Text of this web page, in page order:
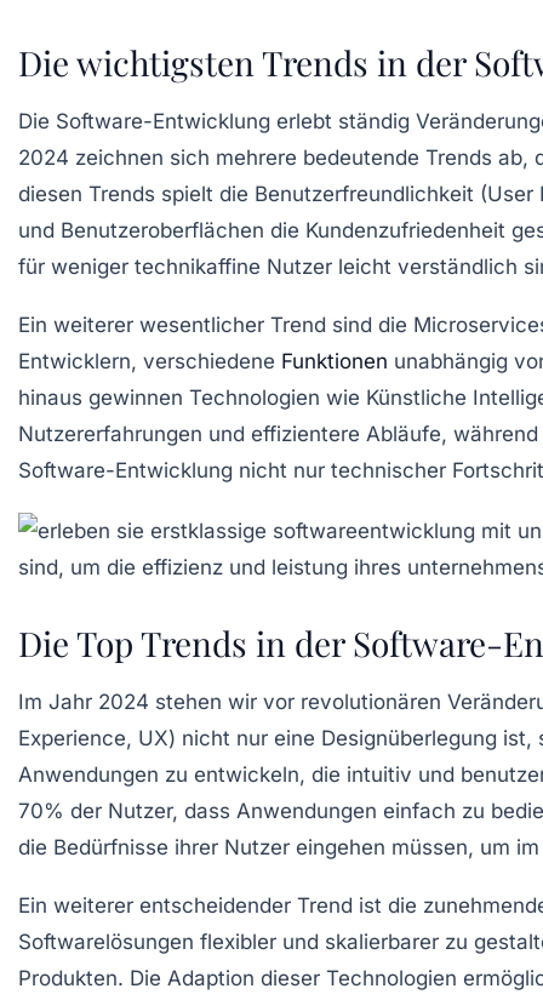
Die wichtigsten Trends in der
Die Software-Entwicklung erlebt ständig
2024 zeichnen sich mehrere bedeutende Trends ab,
diesen Trends spielt die Benutzerfreundlichkeit (User
und Benutzeroberflächen die Kundenzufriedenheit
für weniger technikaffine Nutzer leicht verständlich
Ein weiterer wesentlicher Trend sind die
Entwicklern, verschiedene Funktionen unabhängig
hinaus gewinnen Technologien wie Künstliche
Nutzererfahrungen und effizientere Abläufe,
Software-Entwicklung nicht nur technischer
Die Top Trends in der Software-
Im Jahr 2024 stehen wir vor revolutionären
Experience, UX) nicht nur eine Designüberlegung
Anwendungen zu entwickeln, die intuitiv und
70% der Nutzer, dass Anwendungen einfach zu
die Bedürfnisse ihrer Nutzer eingehen müssen, um
Ein weiterer entscheidender Trend ist die
Softwarelösungen flexibler und skalierbarer zu
Produkten. Die Adaption dieser Technologien